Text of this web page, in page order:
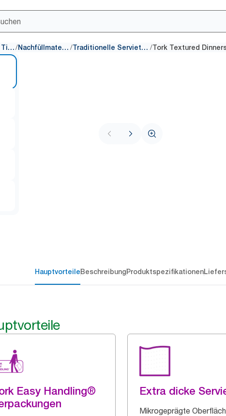
Servietten und Produkte für den Tisch/ Nachfüllmaterial / Traditionelle Servietten /
HauptvorteileBeschreibungProduktspezifikationen
Easy Handling®
Extra dicke
Mikrogeprägte